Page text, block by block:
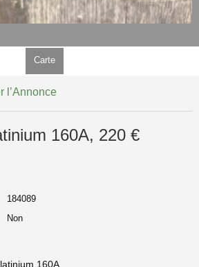
Carte
l’Annonce
160A, 220 €
184089
Non
160A